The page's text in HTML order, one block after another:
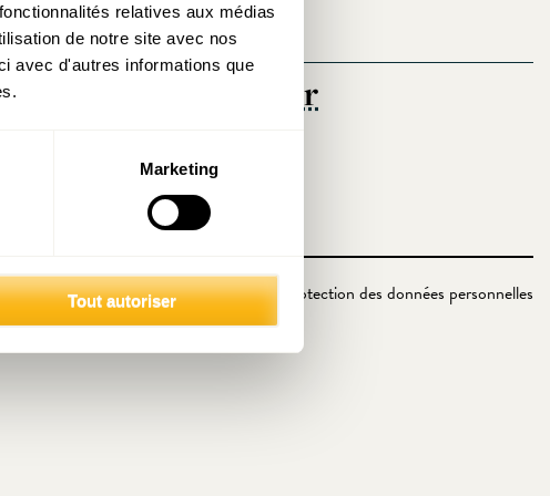
relatives aux médias
de notre site avec nos
avec d'autres informations que
Marketing
Tout autoriser
directeur
Politique de protection des données personnelles